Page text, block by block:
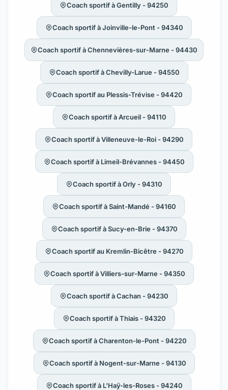
Coach sportif à Gentilly - 94250
Coach sportif à Joinville-le-Pont - 94340
Coach sportif à Chennevières-sur-Marne - 94430
Coach sportif à Chevilly-Larue - 94550
Coach sportif au Plessis-Trévise - 94420
Coach sportif à Arcueil - 94110
Coach sportif à Villeneuve-le-Roi - 94290
Coach sportif à Limeil-Brévannes - 94450
Coach sportif à Orly - 94310
Coach sportif à Saint-Mandé - 94160
Coach sportif à Sucy-en-Brie - 94370
Coach sportif au Kremlin-Bicêtre - 94270
Coach sportif à Villiers-sur-Marne - 94350
Coach sportif à Cachan - 94230
Coach sportif à Thiais - 94320
Coach sportif à Charenton-le-Pont - 94220
Coach sportif à Nogent-sur-Marne - 94130
Coach sportif à L'Haÿ-les-Roses - 94240